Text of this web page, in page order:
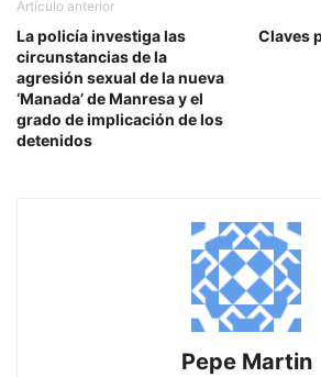
Artículo anterior
La policía investiga las
circunstancias de la
agresión sexual de la nueva
‘Manada’ de Manresa y el
grado de implicación de los
detenidos
Claves
Pepe Martin